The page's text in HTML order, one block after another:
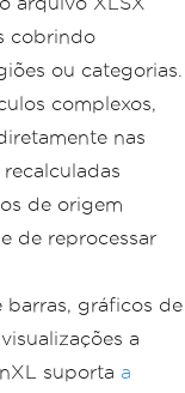
cobrindo
ou categorias.
complexos,
nas
de origem
de reprocessar
barras, gráficos de
a
suporta a